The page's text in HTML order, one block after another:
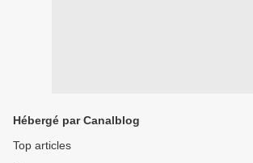
Hébergé par Canalblog
Top articles